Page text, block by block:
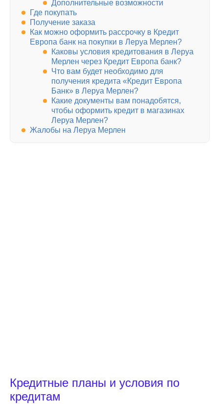
Дополнительные возможности
Где покупать
Получение заказа
Как можно оформить рассрочку в Кредит
Европа банк на покупки в Леруа Мерлен?
Каковы условия кредитования в Леруа
Мерлен через Кредит Европа банк?
Что вам будет необходимо для
получения кредита «Кредит Европа
Банк» в Леруа Мерлен?
Какие документы вам понадобятся,
чтобы оформить кредит в магазинах
Леруа Мерлен?
Жалобы на Леруа Мерлен
Кредитные планы и условия по
кредитам